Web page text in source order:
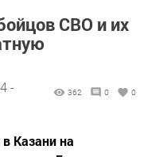
СВО и их
-
362 0 0
Казани на